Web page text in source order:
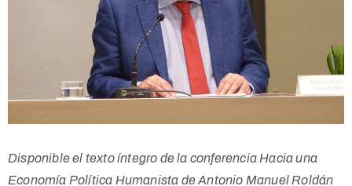
Disponible el texto íntegro de la conferencia Hacia una
Economía Política Humanista de Antonio Manuel Roldán